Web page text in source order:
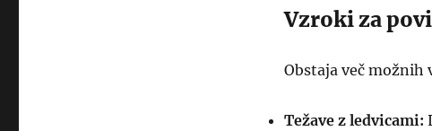
Vzroki za
Obstaja več možnih
Težave z ledvicami: